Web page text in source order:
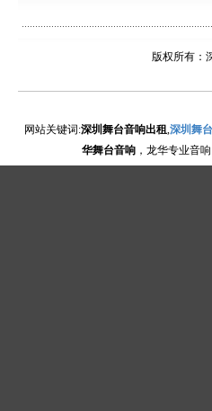
版权所有：
网站关键词:深圳舞台音响出租,深圳舞
华舞台音响 ，龙华专业音